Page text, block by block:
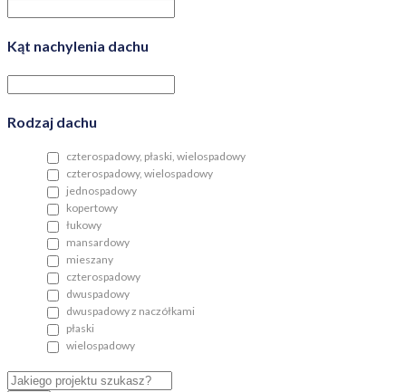
Kąt nachylenia dachu
Rodzaj dachu
czterospadowy, płaski, wielospadowy
czterospadowy, wielospadowy
jednospadowy
kopertowy
łukowy
mansardowy
mieszany
czterospadowy
dwuspadowy
dwuspadowy z naczółkami
płaski
wielospadowy